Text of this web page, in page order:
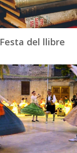
Festa del llibre